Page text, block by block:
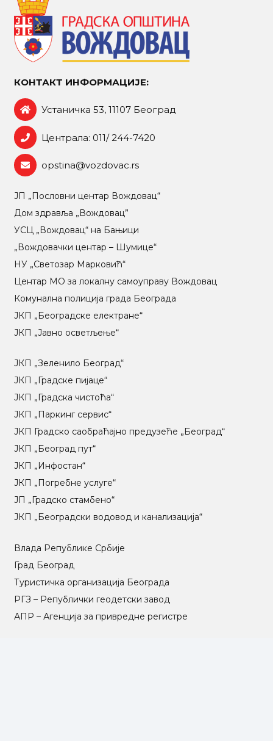
КОНТАКТ ИНФОРМАЦИЈЕ:
Устаничка 53, 11107 Београд
Централа: 011/ 244-7420
opstina@vozdovac.rs
ЈП „Пословни центар Вождовац“
Дом здравља „Вождовац”
УСЦ „Вождовац“ на Бањици
„Вождовачки центар – Шумице“
НУ „Светозар Марковић“
Центар МO за локалну самоуправу Вождовац
Комунална полиција града Београда
ЈКП „Београдске електране“
ЈКП „Јавно осветљење“
ЈКП „Зеленило Београд“
ЈКП „Градске пијаце“
ЈКП „Градска чистоћа“
ЈКП „Паркинг сервис“
ЈКП Градско саобраћајно предузеће „Београд“
ЈКП „Београд пут“
ЈКП „Инфостан“
ЈКП „Погребне услуге“
ЈП „Градско стамбено“
ЈКП „Београдски водовод и канализација“
Влада Републике Србије
Град Београд
Туристичка организација Београда
РГЗ – Републички геодетски завод
АПР – Агенција за привредне регистре